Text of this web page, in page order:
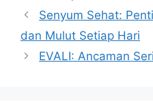
Senyum Sehat:
dan Mulut Setiap Hari
EVALI: Ancaman